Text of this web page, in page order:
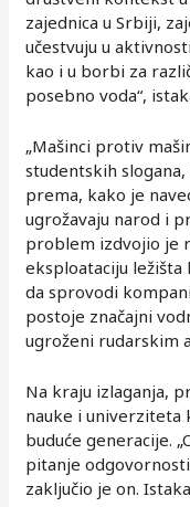
zajednica u Srbiji,
učestvuju u
kao i u borbi za
posebno voda“,
„Mašinci protiv
studentskih
prema, kako je
ugrožavaju narod i
problem izdvojio je
eksploataciju ležišta
da sprovodi
postoje značajni
ugroženi rudarskim
Na kraju izlaganja,
nauke i univerziteta
buduće generacije.
pitanje
zaključio je on.